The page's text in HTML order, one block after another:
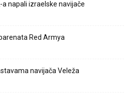
a napali izraelske navijače
Red Armya
navijača Veleža